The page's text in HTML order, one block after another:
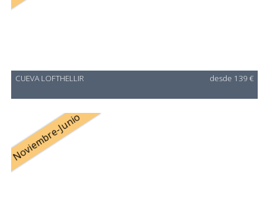
CUEVA LOFTHELLIR desde 139 €
Noviembre-Junio